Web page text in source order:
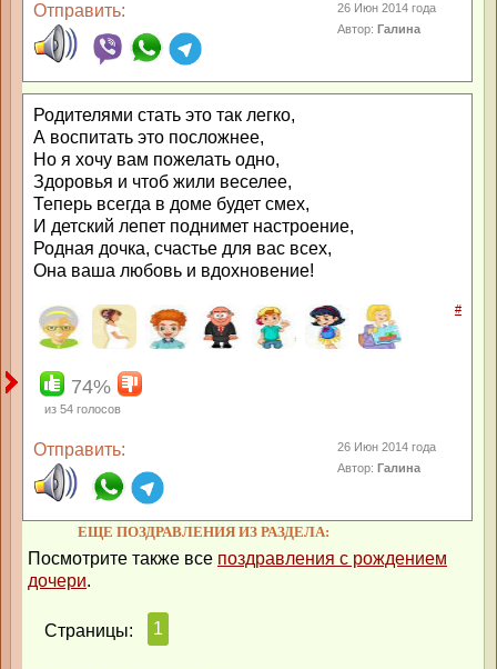
Отправить:
26 Июн 2014 года
Автор:Галина
Родителями стать это так легко,
А воспитать это посложнее,
Но я хочу вам пожелать одно,
Здоровья и чтоб жили веселее,
Теперь всегда в доме будет смех,
И детский лепет поднимет настроение,
Родная дочка, счастье для вас всех,
Она ваша любовь и вдохновение!
#
74%
из 54 голосов
Отправить:
26 Июн 2014 года
Автор:Галина
ЕЩЕ ПОЗДРАВЛЕНИЯ ИЗ РАЗДЕЛА:
Посмотрите также все поздравления с рождением
дочери.
Страницы: 1